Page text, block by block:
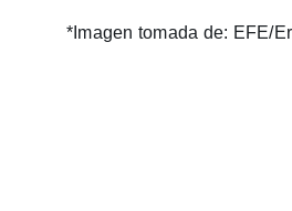
*Imagen tomada de: EFE/